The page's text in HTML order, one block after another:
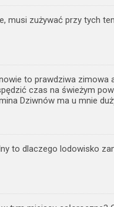
musi zużywać przy tych
to prawdziwa zimowa
czas na świeżym
Dziwnów ma u mnie
to dlaczego lodowisko